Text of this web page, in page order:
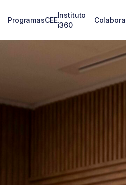
ProgramasCEE
Instituto
i360
Colabora